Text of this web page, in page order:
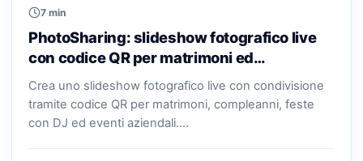
7 min
PhotoSharing: slideshow fotografico live
con codice QR per matrimoni ed…
Crea uno slideshow fotografico live con condivisione
tramite codice QR per matrimoni, compleanni, feste
con DJ ed eventi aziendali.…